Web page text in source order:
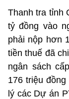
Thanh tra tỉnh
tỷ đồng vào
phải nộp hơn
tiền thuế đã
ngân sách
176 triệu
lý các Dự án